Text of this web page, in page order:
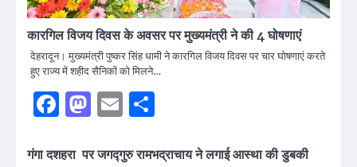
कारगिल विजय दिवस के अवसर पर मुख्यमंत्री ने की 4 घोषणाएं
देहरादून। मुख्यमंत्री पुष्कर सिंह धामी ने कारगिल विजय दिवस पर चार घोषणाएं करते
हुए राज्य में शहीद सैनिकों को मिलने…
Facebook
Mastodon
Email
गंगा दशहरा पर जगद्गुरु रामभद्राचाय ने लगाई आस्था की डुबकी